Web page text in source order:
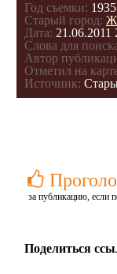
Год съемки: 1935
Старый город:
Дата: 21.06.2011
Слова для
Автор
Отметил на
Источник:
за публикацию, если
Поделиться